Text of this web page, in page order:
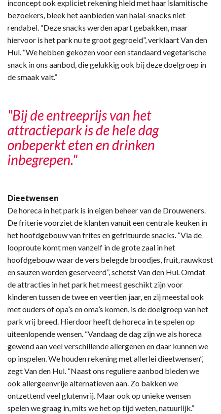
inconcept ook expliciet rekening hield met haar islamitische
bezoekers, bleek het aanbieden van halal-snacks niet
rendabel. “Deze snacks werden apart gebakken, maar
hiervoor is het park nu te groot gegroeid”, verklaart Van den
Hul. “We hebben gekozen voor een standaard vegetarische
snack in ons aanbod, die gelukkig ook bij deze doelgroep in
de smaak valt.”
"Bij de entreeprijs van het
attractiepark is de hele dag
onbeperkt eten en drinken
inbegrepen."
Dieetwensen
De horeca in het park is in eigen beheer van de Drouweners.
De friterie voorziet de klanten vanuit een centrale keuken in
het hoofdgebouw van frites en gefrituurde snacks. “Via de
looproute komt men vanzelf in de grote zaal in het
hoofdgebouw waar de vers belegde broodjes, fruit, rauwkost
en sauzen worden geserveerd”, schetst Van den Hul. Omdat
de attracties in het park het meest geschikt zijn voor
kinderen tussen de twee en veertien jaar, en zij meestal ook
met ouders of opa’s en oma’s komen, is de doelgroep van het
park vrij breed. Hierdoor heeft de horeca in te spelen op
uiteenlopende wensen. “Vandaag de dag zijn we als horeca
gewend aan veel verschillende allergenen en daar kunnen we
op inspelen. We houden rekening met allerlei dieetwensen”,
zegt Van den Hul. “Naast ons reguliere aanbod bieden we
ook allergeenvrije alternatieven aan. Zo bakken we
ontzettend veel glutenvrij. Maar ook op unieke wensen
spelen we graag in, mits we het op tijd weten, natuurlijk.”